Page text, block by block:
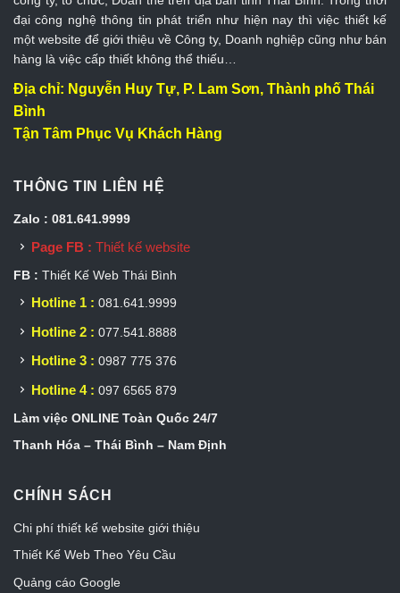
đại công nghệ thông tin phát triển như hiện nay thì việc thiết kế
một website để giới thiệu về Công ty, Doanh nghiệp cũng như bán
hàng là việc cấp thiết không thể thiếu…
Địa chỉ: Nguyễn Huy Tự, P. Lam Sơn, Thành phố Thái
Bình
Tận Tâm Phục Vụ Khách Hàng
THÔNG TIN LIÊN HỆ
Zalo : 081.641.9999
Page FB : Thiết kế website
FB : Thiết Kế Web Thái Bình
Hotline 1 : 081.641.9999
Hotline 2 : 077.541.8888
Hotline 3 : 0987 775 376
Hotline 4 : 097 6565 879
Làm việc ONLINE Toàn Quốc 24/7
Thanh Hóa – Thái Bình – Nam Định
CHÍNH SÁCH
Chi phí thiết kế website giới thiệu
Thiết Kế Web Theo Yêu Cầu
Quảng cáo Google